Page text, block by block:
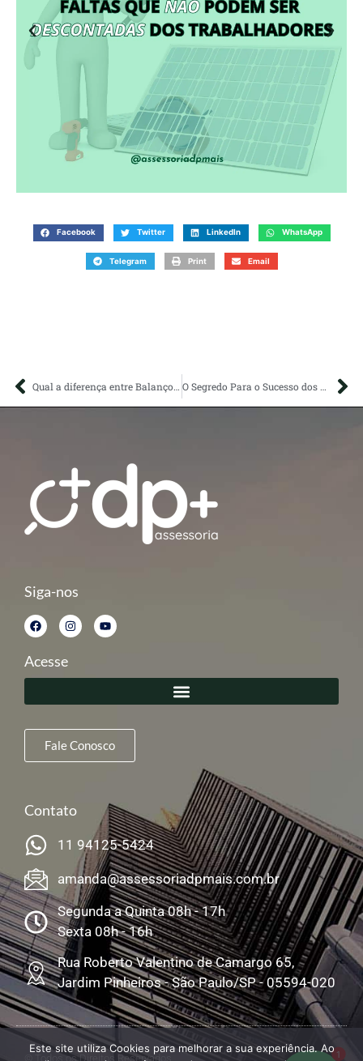
Facebook Twitter LinkedIn WhatsApp
Telegram Print Email
Qual a diferença entre Balanço e Balancete O Segredo Para o Sucesso dos Empreendedores
Siga-nos
Acesse
Fale Conosco
Contato
11 94125-5424
amanda@assessoriadpmais.com.br
Segunda a Quinta 08h - 17h
Sexta 08h - 16h
Rua Roberto Valentino de Camargo 65,
Jardim Pinheiros - São Paulo/SP - 05594-020
© Todos os Direitos Reservados
Este site utiliza Cookies para melhorar a sua experiência. Ao 1